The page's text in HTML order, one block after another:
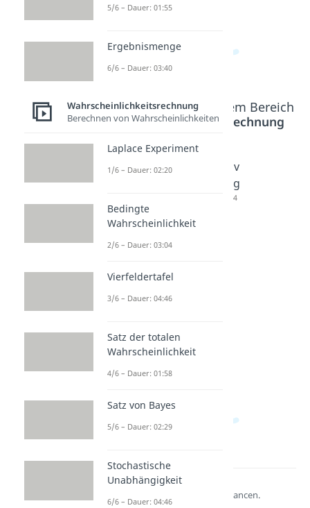
Beliebte Inhalte aus dem Bereich
Wahrscheinlichkeitsrechnung
Hyperge
Verteilun
Dauer: 02:23
Geometr
g
Dauer: 02:36
Poissonv
erteilung
Dauer: 01:54
Lernen lohnt sich!
Entdecke hier deine Chancen.
5/6 – Dauer: 01:55
Ergebnismenge
6/6 – Dauer: 03:40
Wahrscheinlichkeitsrechnung
Berechnen von Wahrscheinlichkeiten
Laplace Experiment
1/6 – Dauer: 02:20
Bedingte
Wahrscheinlichkeit
2/6 – Dauer: 03:04
Vierfeldertafel
3/6 – Dauer: 04:46
Satz der totalen
Wahrscheinlichkeit
4/6 – Dauer: 01:58
Satz von Bayes
5/6 – Dauer: 02:29
Stochastische
Unabhängigkeit
6/6 – Dauer: 04:46